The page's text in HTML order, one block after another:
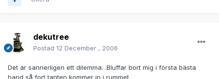
dekutree
Postad 12 December , 2006
Det är sannerligen ett dilemma. .Bluffar bort mig i första bästa
hand så fort tanten kommer in i rummet.